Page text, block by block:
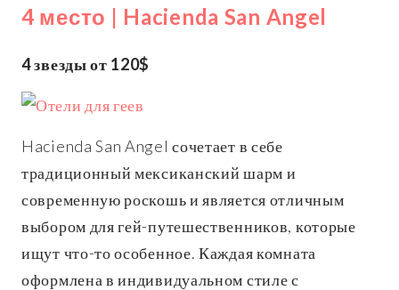
4 место | Hacienda San Angel
4 звезды от 120$
Hacienda San Angel сочетает в себе
традиционный мексиканский шарм и
современную роскошь и является отличным
выбором для гей-путешественников, которые
ищут что-то особенное. Каждая комната
оформлена в индивидуальном стиле с